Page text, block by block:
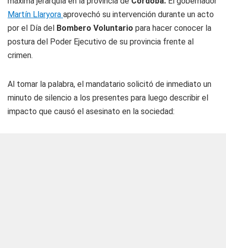
Martín Llaryora aprovechó su intervención durante un acto
por el Día del Bombero Voluntario para hacer conocer la
postura del Poder Ejecutivo de su provincia frente al
crimen.
Al tomar la palabra, el mandatario solicitó de inmediato un
minuto de silencio a los presentes para luego describir el
impacto que causó el asesinato en la sociedad: